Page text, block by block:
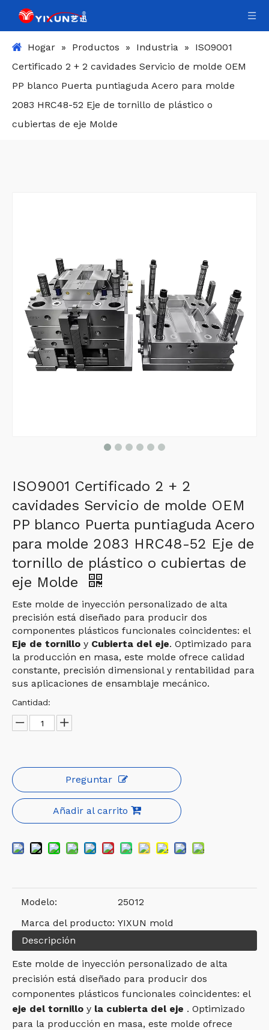
Hogar » Productos » Industria »
ISO9001
Certificado 2 + 2 cavidades Servicio de molde OEM
PP blanco Puerta puntiaguda Acero para molde
2083 HRC48-52 Eje de tornillo de plástico o
cubiertas de eje Molde
ISO9001 Certificado 2 + 2
cavidades Servicio de molde OEM
PP blanco Puerta puntiaguda Acero
para molde 2083 HRC48-52 Eje de
tornillo de plástico o cubiertas de
eje Molde
Este molde de inyección personalizado de alta
precisión está diseñado para producir dos
componentes plásticos funcionales coincidentes: el
Eje de tornillo y Cubierta del eje. Optimizado para
la producción en masa, este molde ofrece calidad
constante, precisión dimensional y rentabilidad para
sus aplicaciones de ensamblaje mecánico.
Cantidad:
Preguntar
Añadir al carrito
Modelo:
25012
Marca del producto: YIXUN mold
Descripción
Este molde de inyección personalizado de alta
precisión está diseñado para producir dos
componentes plásticos funcionales coincidentes: el
eje del tornillo y la cubierta del eje . Optimizado
para la producción en masa, este molde ofrece